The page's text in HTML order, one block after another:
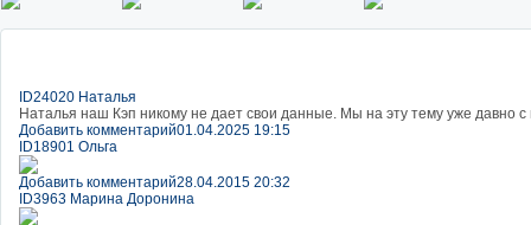
ID24020 Наталья
Наталья наш Кэп никому не дает свои данные. Мы на эту тему уже давно
Добавить комментарий01.04.2025 19:15
ID18901 Ольга
Добавить комментарий28.04.2015 20:32
ID3963 Марина Доронина